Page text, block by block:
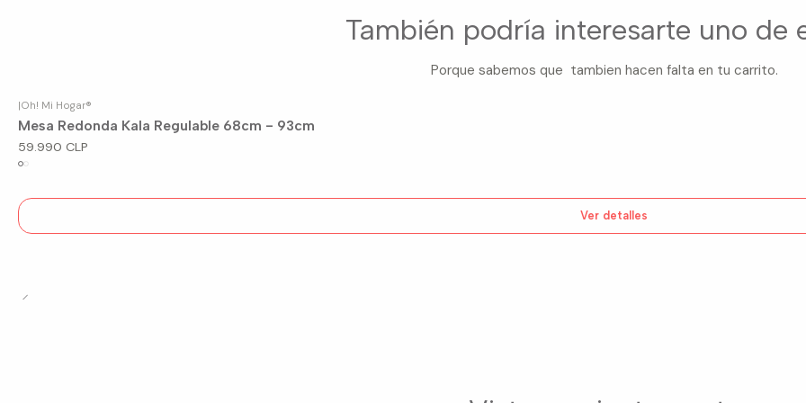
También podría interesarte uno de
Porque sabemos que tambien hacen falta en tu carrito.
Agotado
|Oh! Mi Hogar®
Mesa Redonda Kala Regulable 68cm - 93cm
59.990 CLP
Ver detalles